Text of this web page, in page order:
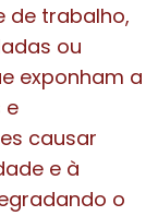
de trabalho,
ou
exponham a
e
causar
e à
o